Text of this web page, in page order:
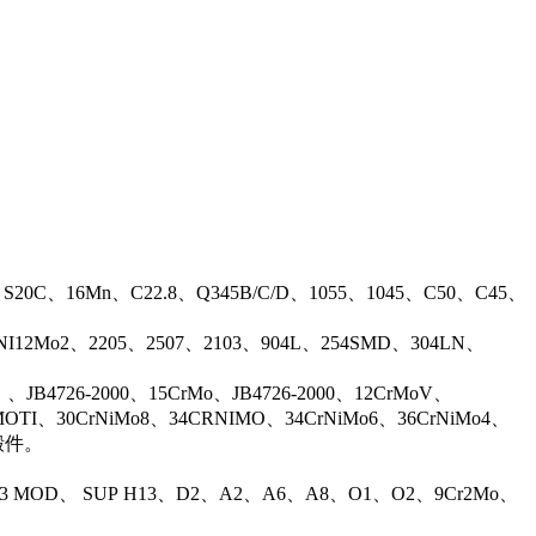
、16Mn、C22.8、Q345B/C/D、1055、1045、C50、C45、
、2205、2507、2103、904L、254SMD、304LN、
2000、15CrMo、JB4726-2000、12CrMoV、
、30CrNiMo8、34CRNIMO、34CrNiMo6、36CrNiMo4、
。
、 SUP H13、D2、A2、A6、A8、O1、O2、9Cr2Mo、